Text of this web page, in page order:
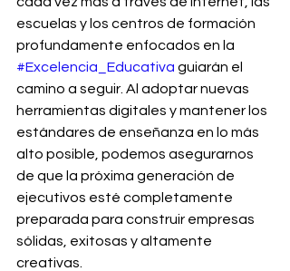
escuelas y los centros de formación
profundamente enfocados en la
#Excelencia_Educativa guiarán el
camino a seguir. Al adoptar nuevas
herramientas digitales y mantener los
estándares de enseñanza en lo más
alto posible, podemos asegurarnos
de que la próxima generación de
ejecutivos esté completamente
preparada para construir empresas
sólidas, exitosas y altamente
creativas.